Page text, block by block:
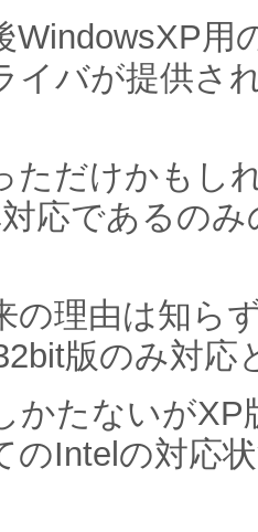
WindowsXP用
イバが提供さ
ただけかもし
応であるのみ
の理由は知ら
版のみ対応
かたないがXP
のIntelの対応